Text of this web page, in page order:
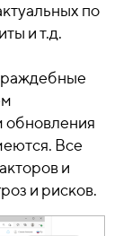
по
и т.д.
обновления
Все
и
и рисков.